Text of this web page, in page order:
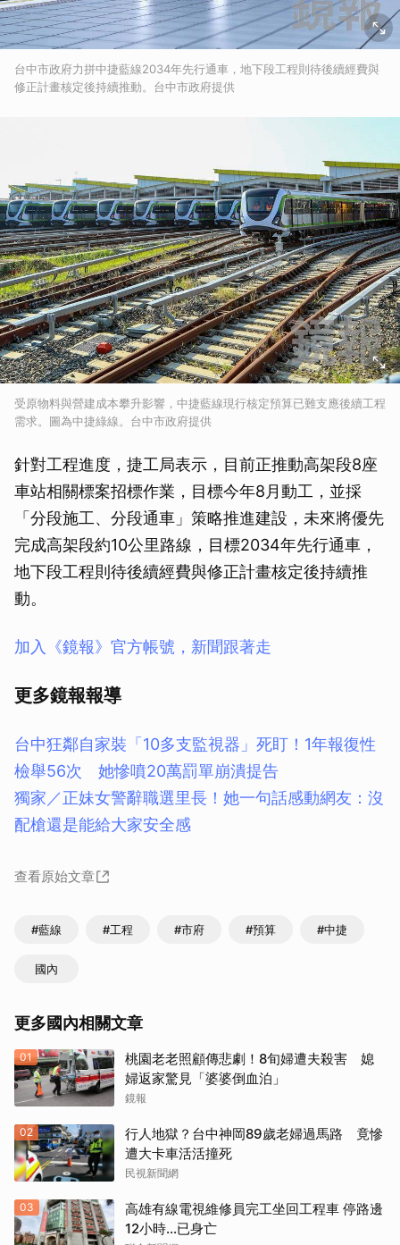
台中市政府力拼中捷藍線2034年先行通車，地下段工程則待後續經費與
修正計畫核定後持續推動。台中市政府提供
受原物料與營建成本攀升影響，中捷藍線現行核定預算已難支應後續工程
需求。圖為中捷綠線。台中市政府提供
針對工程進度，捷工局表示，目前正推動高架段8座
車站相關標案招標作業，目標今年8月動工，並採
「分段施工、分段通車」策略推進建設，未來將優先
完成高架段約10公里路線，目標2034年先行通車，
地下段工程則待後續經費與修正計畫核定後持續推
動。
加入《鏡報》官方帳號，新聞跟著走
更多鏡報報導
台中狂鄰自家裝「10多支監視器」死盯！1年報復性
檢舉56次 她慘噴20萬罰單崩潰提告
獨家／正妹女警辭職選里長！她一句話感動網友：沒
配槍還是能給大家安全感
查看原始文章
#藍線 #工程 #市府 #預算 #中捷
國內
更多國內相關文章
01
桃園老老照顧傳悲劇！8旬婦遭夫殺害 媳
婦返家驚見「婆婆倒血泊」
鏡報
02
行人地獄？台中神岡89歲老婦過馬路 竟慘
遭大卡車活活撞死
民視新聞網
03
高雄有線電視維修員完工坐回工程車 停路邊
12小時…已身亡